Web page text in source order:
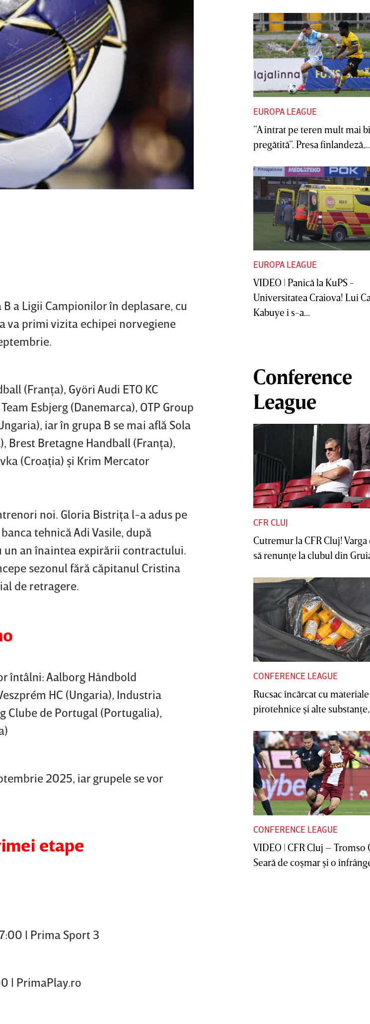
a Ligii Campionilor în deplasare, cu
va primi vizita echipei norvegiene
(Franţa), Györi Audi ETO KC
Esbjerg (Danemarca), OTP Group
iar în grupa B se mai află Sola
Brest Bretagne Handball (Franţa),
(Croaţia) şi Krim Mercator
noi. Gloria Bistriţa l-a adus pe
tehnică Adi Vasile, după
un an înaintea expirării contractului.
sezonul fără căpitanul Cristina
de retragere.
întâlni: Aalborg Håndbold
HC (Ungaria), Industria
Clube de Portugal (Portugalia),
2025, iar grupele se vor
etape
| Prima Sport 3
PrimaPlay.ro
EUROPA LEAGUE
”A intrat pe teren mult mai
pregătită”. Presa
EUROPA LEAGUE
VIDEO | Panică la KuPS -
Universitatea Craiova! Lui
Kabuye i s-a...
Conference
League
CFR CLUJ
Cutremur la CFR Cluj! Varga
să renunţe la clubul din
CONFERENCE LEAGUE
Rucsac încărcat cu materiale
pirotehnice şi alte substanţe,
CONFERENCE LEAGUE
VIDEO | CFR Cluj – Tromso
Seară de coşmar şi o